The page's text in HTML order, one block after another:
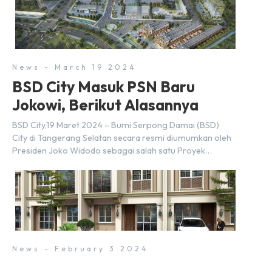
News - March 19 2024
BSD City Masuk PSN Baru
Jokowi, Berikut Alasannya
BSD City,19 Maret 2024 – Bumi Serpong Damai (BSD)
City di Tangerang Selatan secara resmi diumumkan oleh
Presiden Joko Widodo sebagai salah satu Proyek
dibuat oleh Menteri Koordinator Bidang Perekonomian,
Airlangga Hartarto, setelah Rapat Terbatas (ratas)
bersama Jokowi di Istana Kepresidenan pada hari Senin,
18 Maret 2024. Selain […]
News - February 3 2024